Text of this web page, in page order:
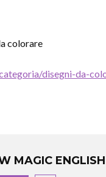
colorare
disegni-da-
MAGIC ENGLISH